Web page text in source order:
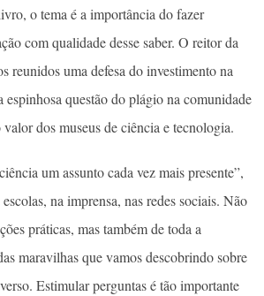
o tema é a importância do fazer
com qualidade desse saber. O reitor da
reunidos uma defesa do investimento na
espinhosa questão do plágio na comunidade
dos museus de ciência e tecnologia.
um assunto cada vez mais presente”,
na imprensa, nas redes sociais. Não
práticas, mas também de toda a
maravilhas que vamos descobrindo sobre
Estimular perguntas é tão importante